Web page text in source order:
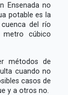
Ensenada no
potable es la
del río
cúbico
métodos de
cuando no
casos de
y a otros no.